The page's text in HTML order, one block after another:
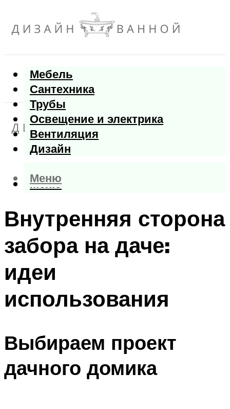
Мебель
Сантехника
Трубы
Освещение и электрика
Вентиляция
Дизайн
Меню
Меню
Внутренняя сторона
забора на даче:
идеи
использования
Выбираем проект
дачного домика